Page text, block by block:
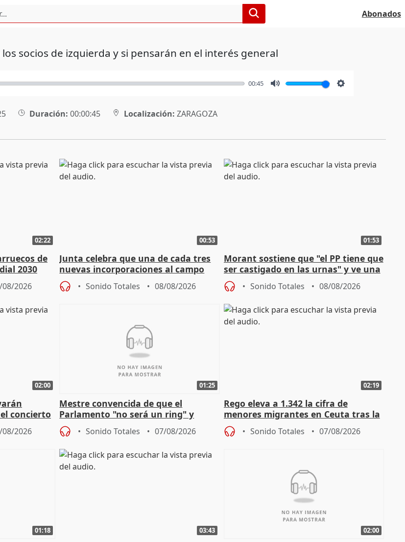
Abonados
socios de izquierda y si pensarán en el interés general
00:45
Duración: 00:00:45 Localización: ZARAGOZA
02:22
de
2030
08/2026
00:53
Junta celebra que una de cada tres
nuevas incorporaciones al campo
andaluz son mujeres jóvenes
Sonido Totales 08/08/2026
01:53
Morant sostiene que "el PP tiene que
ser castigado en las urnas" y ve una
"pulsión de cambio"
Sonido Totales 08/08/2026
02:00
concierto
08/2026
01:25
Mestre convencida de que el
Parlamento "no será un ring" y
defiende "estabilidad" del pacto con
Vox
Sonido Totales 07/08/2026
02:19
Rego eleva a 1.342 la cifra de
menores migrantes en Ceuta tras la
entrada masiva
Sonido Totales 07/08/2026
01:18 03:43 02:00